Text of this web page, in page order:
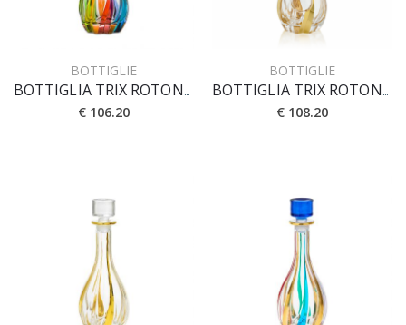
BOTTIGLIE
BOTTIGLIA TRIX ROTONDA CL 90
€ 106.20
BOTTIGLIE
BOTTIGLIA TRIX ROTONDA CL 90 OZ 30,43 [CRYSTAL PRESTIGE]
€ 108.20